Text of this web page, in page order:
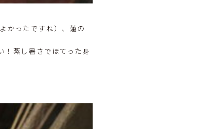
かったですね）、蓮の
！蒸し暑さでほてった身